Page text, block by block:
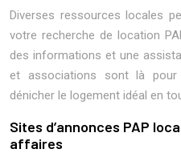
Diverses ressources locales
votre recherche de location
des informations et une
et associations sont là
dénicher le logement idéal en
Sites d’annonces PAP
affaires